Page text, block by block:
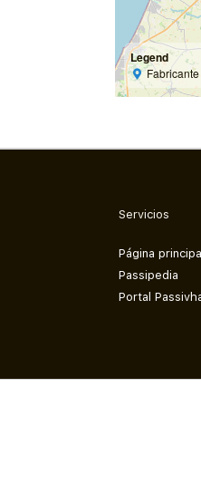
Legend
Servicios
Página principal
Passipedia
Portal